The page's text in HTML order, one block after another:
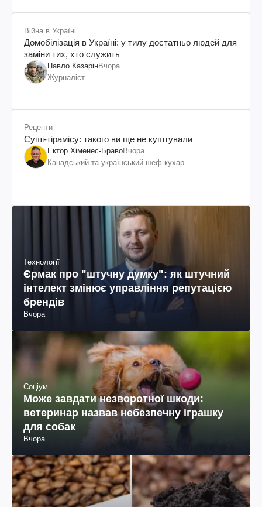
Війна в Україні
Домобілізація в Україні: у тилу достатньо людей для
заміни тих, хто служить
Павло КазарінВчора
Журналіст
Рецепти
Суші-тірамісу: такого ви ще не куштували
Ектор Хіменес-БравоВчора
Канадський та український шеф-кухар
Технології
Єрмак про "штучну думку": як штучний
інтелект змінює управління репутацією
брендів
Вчора
Соціум
Може завдати незворотної шкоди:
ветеринар назвав небезпечну іграшку
для собак
Вчора